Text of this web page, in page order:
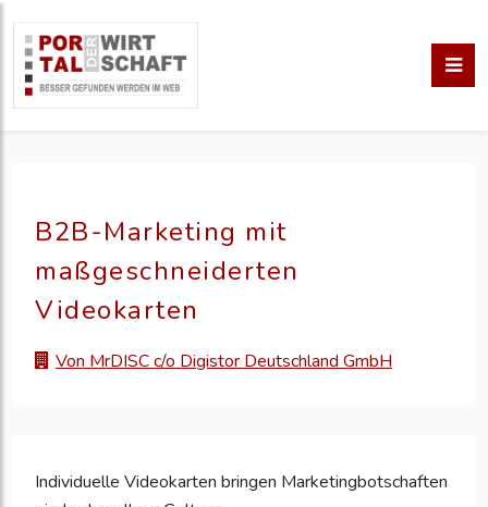
B2B-Marketing mit
maßgeschneiderten
Videokarten
Von MrDISC c/o Digistor Deutschland GmbH
Individuelle Videokarten bringen Marketingbotschaften